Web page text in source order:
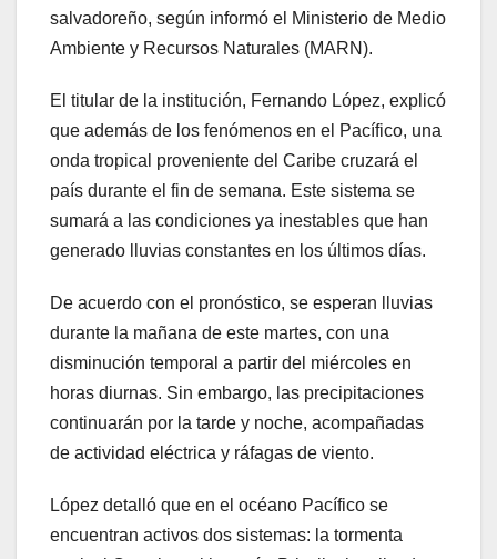
salvadoreño, según informó el Ministerio de Medio
Ambiente y Recursos Naturales (MARN).
El titular de la institución, Fernando López, explicó
que además de los fenómenos en el Pacífico, una
onda tropical proveniente del Caribe cruzará el
país durante el fin de semana. Este sistema se
sumará a las condiciones ya inestables que han
generado lluvias constantes en los últimos días.
De acuerdo con el pronóstico, se esperan lluvias
durante la mañana de este martes, con una
disminución temporal a partir del miércoles en
horas diurnas. Sin embargo, las precipitaciones
continuarán por la tarde y noche, acompañadas
de actividad eléctrica y ráfagas de viento.
López detalló que en el océano Pacífico se
encuentran activos dos sistemas: la tormenta